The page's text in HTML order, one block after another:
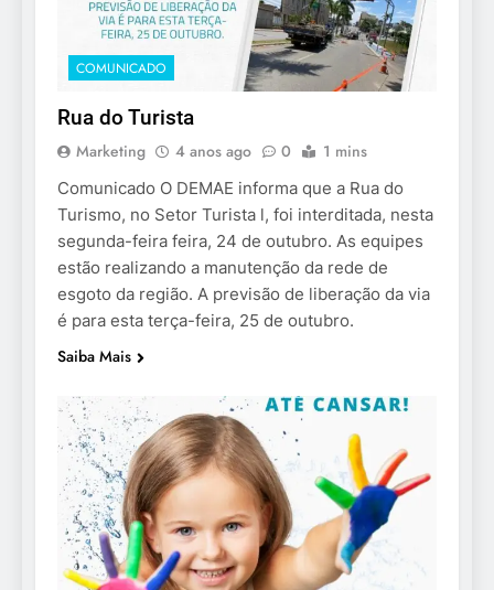
COMUNICADO
Rua do Turista
Marketing 4 anos ago 0 1 mins
Comunicado O DEMAE informa que a Rua do
Turismo, no Setor Turista l, foi interditada, nesta
segunda-feira feira, 24 de outubro. As equipes
estão realizando a manutenção da rede de
esgoto da região. A previsão de liberação da via
é para esta terça-feira, 25 de outubro.
Saiba Mais